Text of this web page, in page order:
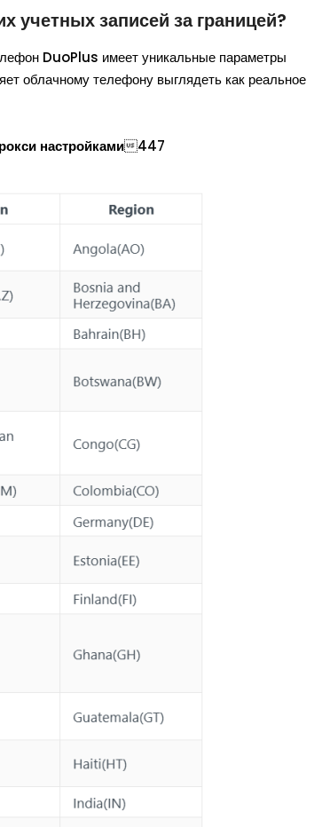
учетных записей за границей?
DuoPlus имеет уникальные параметры
облачному телефону выглядеть как реальное
настройками 447